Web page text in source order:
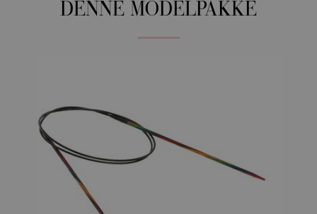
DENNE MODELPAKKE